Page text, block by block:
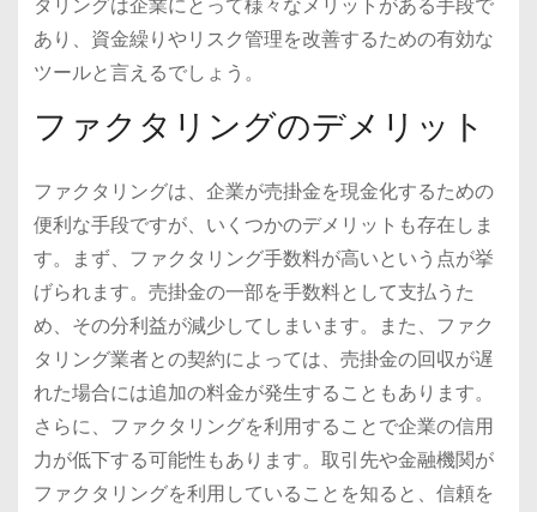
あり、資金繰りやリスク管理を改善するための有効な
ツールと言えるでしょう。
ファクタリングのデメリット
ファクタリングは、企業が売掛金を現金化するための
便利な手段ですが、いくつかのデメリットも存在しま
す。まず、ファクタリング手数料が高いという点が挙
げられます。売掛金の一部を手数料として支払うた
め、その分利益が減少してしまいます。また、ファク
タリング業者との契約によっては、売掛金の回収が遅
れた場合には追加の料金が発生することもあります。
さらに、ファクタリングを利用することで企業の信用
力が低下する可能性もあります。取引先や金融機関が
ファクタリングを利用していることを知ると、信頼を